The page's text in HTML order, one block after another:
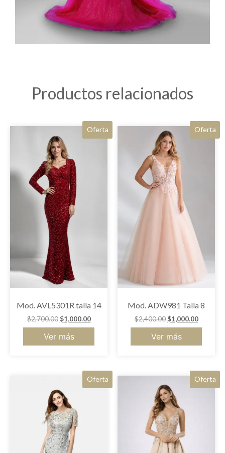
Productos relacionados
Oferta
Mod. AVL5301R talla 14
$2,700.00 $1,000.00
Ver más
Oferta
Mod. ADW981 Talla 8
$2,400.00 $1,000.00
Ver más
Oferta Oferta